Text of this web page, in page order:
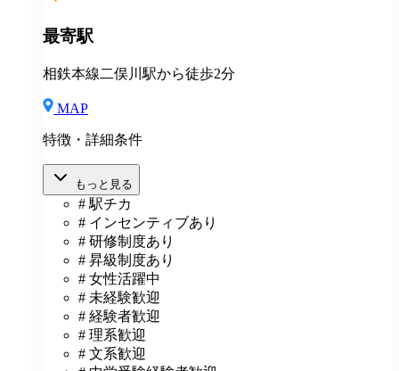
最寄駅
相鉄本線二俣川駅から徒歩2分
MAP
特徴・詳細条件
もっと見る
# 駅チカ
# インセンティブあり
# 研修制度あり
# 昇級制度あり
# 女性活躍中
# 未経験歓迎
# 経験者歓迎
# 理系歓迎
# 文系歓迎